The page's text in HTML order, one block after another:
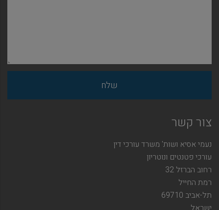
צור קשר
נעמי אסיא ושות' משרד עורכי דין
עורכי פטנטים ונוטריון
רחוב הברזל 32
רמת החייל
תל-אביב 69710